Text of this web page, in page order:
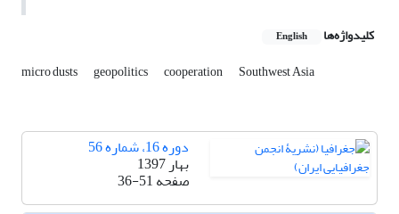
کلیدواژه‌ها English
micro dusts geopolitics cooperation Southwest Asia
دوره 16، شماره 56
بهار 1397
صفحه36-51